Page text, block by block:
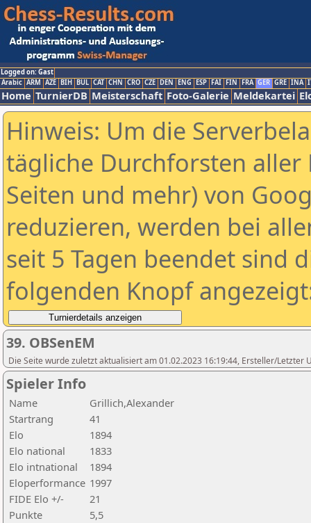
Logged on: Gast
Arabic ARM AZE BIH BUL CAT CHN CRO CZE DEN ENG ESP FAI FIN FRA GER GRE INA
Home TurnierDB Meisterschaft Foto-Galerie Meldekartei
Hinweis: Um die
tägliche Durchforsten aller
Seiten und mehr) von
reduzieren, werden bei
seit 5 Tagen beendet sind
folgenden Knopf
39. OBSenEM
Die Seite wurde zuletzt aktualisiert am 01.02.2023 16:19:44, Ersteller/Letzter
Spieler Info
Name
Grillich,Alexander
Startrang
41
Elo
1894
Elo national
1833
Elo intnational
1894
Eloperformance 1997
FIDE Elo +/-
21
Punkte
5,5